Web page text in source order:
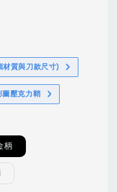
材質與刀款尺寸)
壓克力鞘
柄